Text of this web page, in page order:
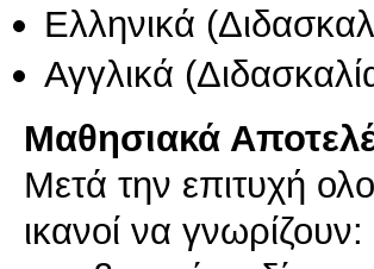
Ελληνικά
Αγγλικά
Μαθησιακά
Μετά την επιτυχή
ικανοί να γνωρίζουν: